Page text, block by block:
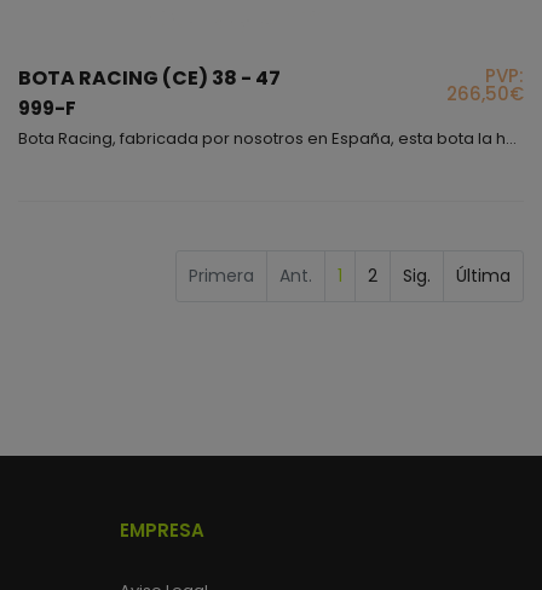
BOTA RACING (CE) 38 - 47
999-F
PVP:
266,50€
Bota Racing, fabricada por nosotros en España, esta bota la hemos dedicado a profesionales como tú, para rodar en un circuito, para hacer una escapada, para tomar las curvas rozando el asfalto o incluso si eres de los que no temen la velocidad, si quieres sentir que tu pie está totalmente protegido, cómodo y seguro no tienes más que ponerte este modelo y volar!, además puedes elegir entre variedad de colores si lo que te gusta es combinar.
Primera Ant. 1 2 Sig. Última
EMPRESA